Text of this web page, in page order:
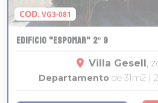
EDIFICIO "ESPOMAR" 2º 9
Departamento
U$S48000.-